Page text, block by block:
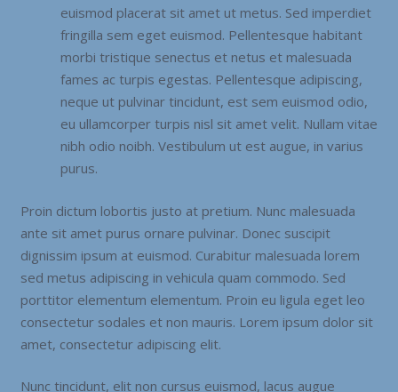
euismod placerat sit amet ut metus. Sed imperdiet
fringilla sem eget euismod. Pellentesque habitant
morbi tristique senectus et netus et malesuada
fames ac turpis egestas. Pellentesque adipiscing,
neque ut pulvinar tincidunt, est sem euismod odio,
eu ullamcorper turpis nisl sit amet velit. Nullam vitae
nibh odio noibh. Vestibulum ut est augue, in varius
purus.
Proin dictum lobortis justo at pretium. Nunc malesuada
ante sit amet purus ornare pulvinar. Donec suscipit
dignissim ipsum at euismod. Curabitur malesuada lorem
sed metus adipiscing in vehicula quam commodo. Sed
porttitor elementum elementum. Proin eu ligula eget leo
consectetur sodales et non mauris. Lorem ipsum dolor sit
amet, consectetur adipiscing elit.
Nunc tincidunt, elit non cursus euismod, lacus augue